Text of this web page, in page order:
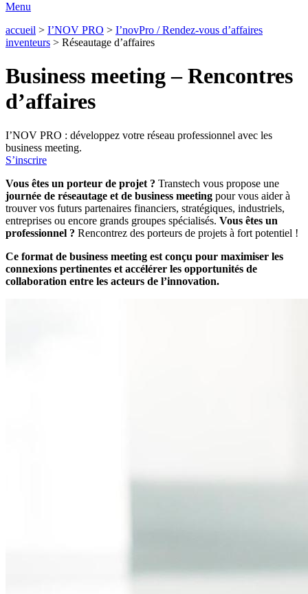
Menu
accueil > I’NOV PRO > I’novPro / Rendez-vous d’affaires
inventeurs > Réseautage d’affaires
Business meeting – Rencontres
d’affaires
I’NOV PRO : développez votre réseau professionnel avec les
business meeting.
S’inscrire
Vous êtes un porteur de projet ? Transtech vous propose une
journée de réseautage et de business meeting pour vous aider à
trouver vos futurs partenaires financiers, stratégiques, industriels,
entreprises ou encore grands groupes spécialisés. Vous êtes un
professionnel ? Rencontrez des porteurs de projets à fort potentiel !
Ce format de business meeting est conçu pour maximiser les
connexions pertinentes et accélérer les opportunités de
collaboration entre les acteurs de l’innovation.